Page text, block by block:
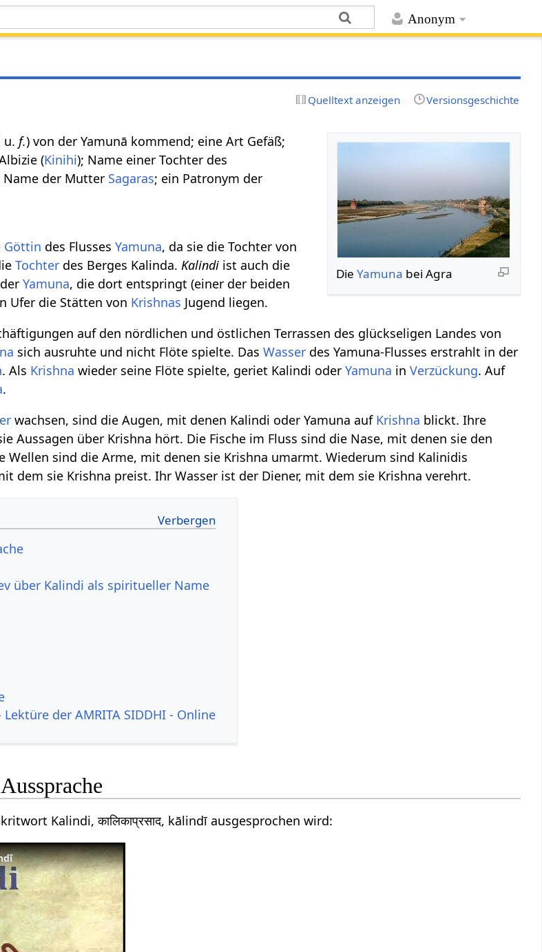
Anonym
Quelltext anzeigen Versionsgeschichte
DieYamuna bei Agra
u. f.) von der Yamunā kommend; eine Art Gefäß;
(Kinihi); Name einer Tochter des
Name der Mutter Sagaras; ein Patronym der
Göttin des FlussesYamuna, da sie die Tochter von
Tochter des Berges Kalinda. Kalindi ist auch die
derYamuna, die dort entspringt (einer der beiden
Ufer die Stätten von Krishnas Jugend liegen.
auf den nördlichen und östlichen Terrassen des glückseligen Landes von
sich ausruhte und nicht Flöte spielte. DasWasser des Yamuna-Flusses erstrahlt in der
. Als Krishna wieder seine Flöte spielte, geriet Kalindi oderYamuna inVerzückung. Auf
.
wachsen, sind die Augen, mit denen Kalindi oder Yamuna auf Krishna blickt. Ihre
Aussagen über Krishna hört. Die Fische im Fluss sind die Nase, mit denen sie den
Wellen sind die Arme, mit denen sie Krishna umarmt. Wiederum sind Kalinidis
dem sie Krishna preist. Ihr Wasser ist der Diener, mit dem sie Krishna verehrt.
über Kalindi als spiritueller Name
der AMRITA SIDDHI - Online
Kalindi, कालिकाप्रसाद, kālindī ausgesprochen wird: